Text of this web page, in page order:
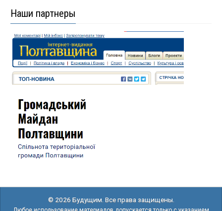
Наши партнеры
© 2026 Будущим. Все права защищены.